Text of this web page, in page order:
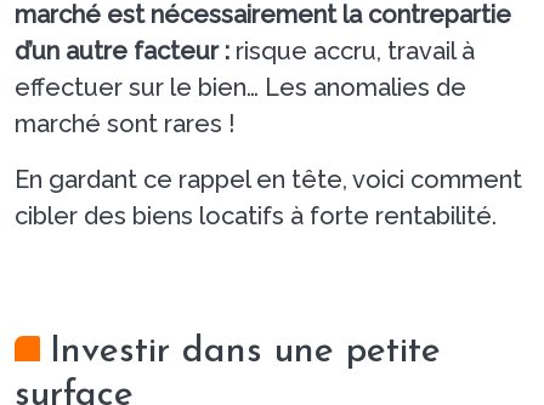
marché est nécessairement la contrepartie
d’un autre facteur : risque accru, travail à
effectuer sur le bien… Les anomalies de
marché sont rares !
En gardant ce rappel en tête, voici comment
cibler des biens locatifs à forte rentabilité.
Investir dans une petite
surface